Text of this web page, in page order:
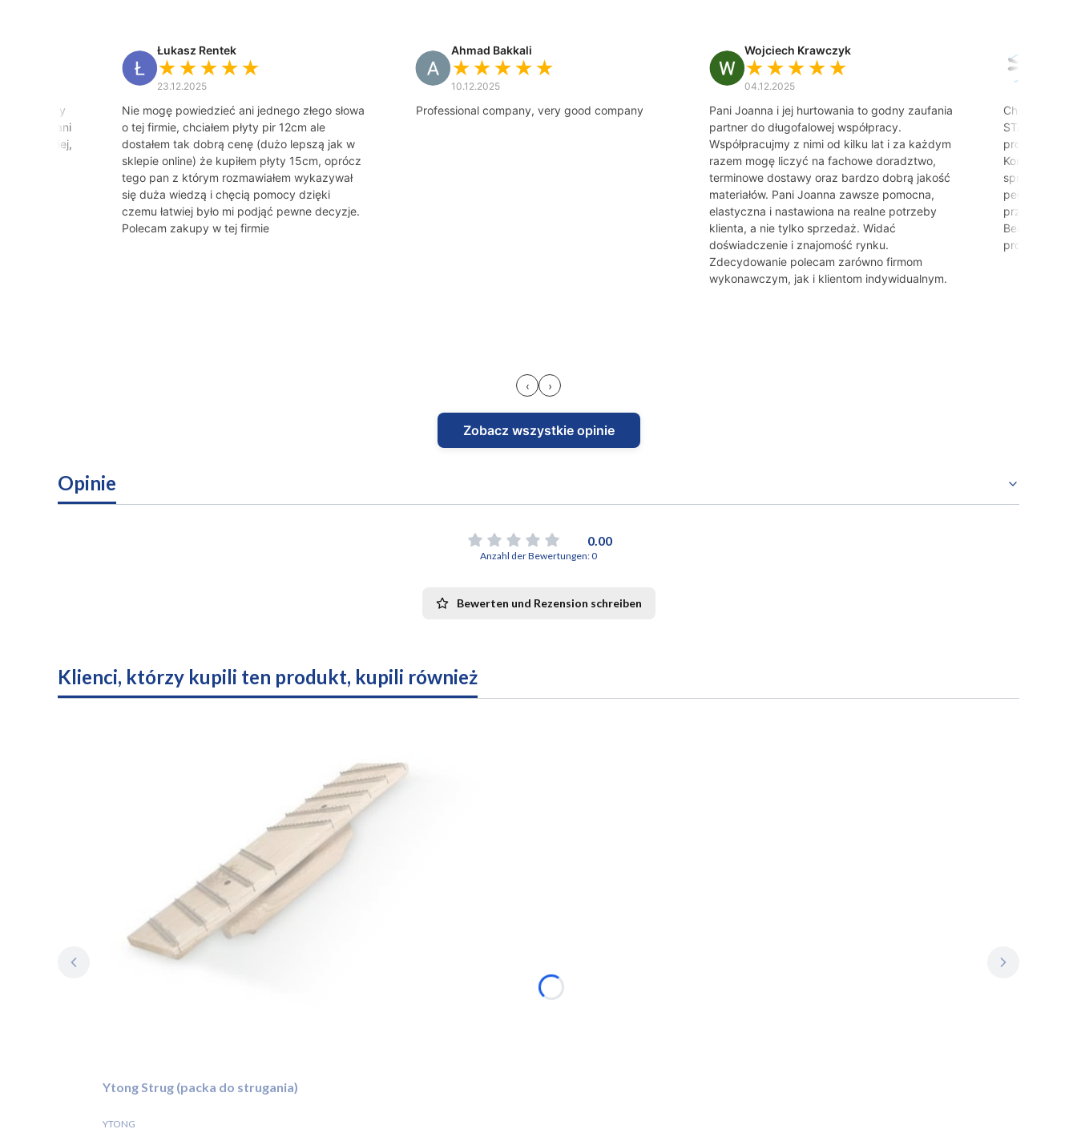
tego, czy
Pani
indziej,
Łukasz Rentek
★★★★★
23.12.2025
Nie mogę powiedzieć ani jednego złego słowa
o tej firmie, chciałem płyty pir 12cm ale
dostałem tak dobrą cenę (dużo lepszą jak w
sklepie online) że kupiłem płyty 15cm, oprócz
tego pan z którym rozmawiałem wykazywał
się duża wiedzą i chęcią pomocy dzięki
czemu łatwiej było mi podjąć pewne decyzje.
Polecam zakupy w tej firmie
Ahmad Bakkali
★★★★★
10.12.2025
Professional company, very good company
Wojciech Krawczyk
★★★★★
04.12.2025
Pani Joanna i jej hurtowania to godny zaufania
partner do długofalowej współpracy.
Współpracujmy z nimi od kilku lat i za każdym
razem mogę liczyć na fachowe doradztwo,
terminowe dostawy oraz bardzo dobrą jakość
materiałów. Pani Joanna zawsze pomocna,
elastyczna i nastawiona na realne potrzeby
klienta, a nie tylko sprzedaż. Widać
doświadczenie i znajomość rynku.
Zdecydowanie polecam zarówno firmom
wykonawczym, jak i klientom indywidualnym.
Chciałabym
STANLUX
Kontakt z
sprawy
pełnym
Beatę
‹ ›
Zobacz wszystkie opinie
Opinie
0.00
Anzahl der Bewertungen: 0
Bewerten und Rezension schreiben
Klienci, którzy kupili ten produkt, kupili również
Ytong Strug (packa do strugania)
HERSTELLER
YTONG